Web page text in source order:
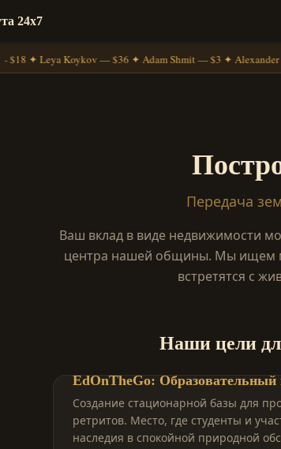
24x7
$18 ✦ Leya Koykov — $36 ✦ Adam Shmit — $3 ✦
Передача
Ваш вклад в виде недвижимости
центра нашей общины. Мы ищем
встретятся с
Наши цели
EdOnTheGo:
Создание стационарной базы для
ретритов. Место, где студенты и
наследия в спокойной природной